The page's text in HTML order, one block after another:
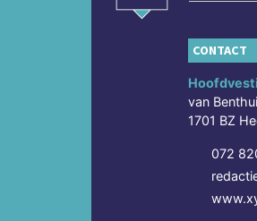
CONTACT
van
1701 BZ
072